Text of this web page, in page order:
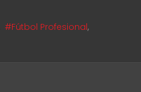
#Fútbol Profesional,